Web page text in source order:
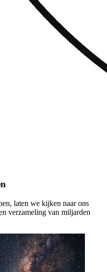
laten we kijken naar ons
verzameling van miljarden